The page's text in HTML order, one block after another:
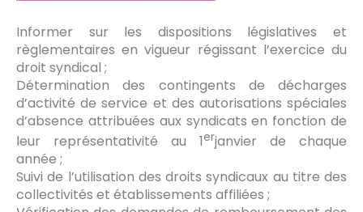
Informer sur les dispositions législatives et
règlementaires en vigueur régissant l’exercice du
droit syndical ;
Détermination des contingents de décharges
d’activité de service et des autorisations spéciales
d’absence attribuées aux syndicats en fonction de
leur représentativité au 1erjanvier de chaque
année ;
Suivi de l’utilisation des droits syndicaux au titre des
collectivités et établissements affiliées ;